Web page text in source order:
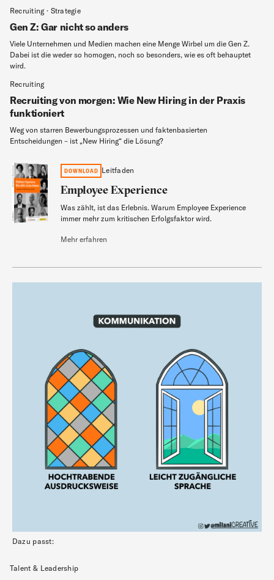
Recruiting · Strategie
Gen Z: Gar nicht so anders
Viele Unternehmen und Medien machen eine Menge Wirbel um die Gen Z.
Dabei ist die weder so homogen, noch so besonders, wie es oft behauptet
wird.
Recruiting
Recruiting von morgen: Wie New Hiring in der Praxis
funktioniert
Weg von starren Bewerbungsprozessen und faktenbasierten
Entscheidungen – ist „New Hiring“ die Lösung?
Leitfaden
Employee Experience DOWNLOAD Leitfaden
Employee Experience
Was zählt, ist das Erlebnis. Warum Employee Experience
immer mehr zum kritischen Erfolgsfaktor wird.
Mehr erfahren
Dazu passt:
Talent & Leadership